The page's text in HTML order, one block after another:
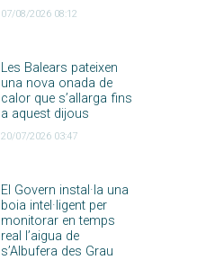
07/08/2026 08:12
Les Balears pateixen
una nova onada de
calor que s’allarga fins
a aquest dijous
20/07/2026 03:47
El Govern instal·la una
boia intel·ligent per
monitorar en temps
real l’aigua de
s’Albufera des Grau